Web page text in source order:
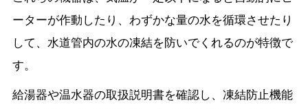
ーターが作動したり、わずかな量の水を循環させたり
して、水道管内の水の凍結を防いでくれるのが特徴で
す。
給湯器や温水器の取扱説明書を確認し、凍結防止機能